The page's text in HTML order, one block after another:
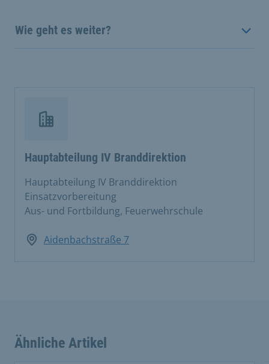
Wie geht es weiter?
Hauptabteilung IV Branddirektion
Hauptabteilung IV Branddirektion
Einsatzvorbereitung
Aus- und Fortbildung, Feuerwehrschule
Aidenbachstraße 7
Ähnliche Artikel